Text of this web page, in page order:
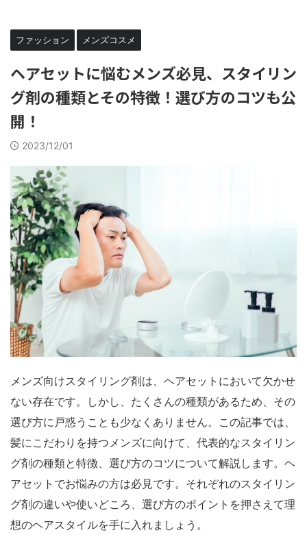
ファッション メンズコスメ
ヘアセットに悩むメンズ必見、スタイリン
グ剤の種類とその特徴！選び方のコツも公
開！
2023/12/01
メンズ向けスタイリング剤は、ヘアセットにおいて欠かせ
ない存在です。しかし、たくさんの種類があるため、その
選び方に戸惑うことも少なくありません。この記事では、
髪にこだわりを持つメンズに向けて、代表的なスタイリン
グ剤の種類と特徴、選び方のコツについて解説します。ヘ
アセットでお悩みの方は必見です。それぞれのスタイリン
グ剤の違いや使いどころ、選び方のポイントを押さえて理
想のヘアスタイルを手に入れましょう。